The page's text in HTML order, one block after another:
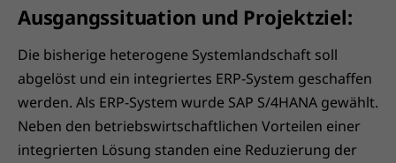
Ausgangssituation und Projektziel:
Die bisherige heterogene Systemlandschaft soll
abgelöst und ein integriertes ERP-System geschaffen
werden. Als ERP-System wurde SAP S/4HANA gewählt.
Neben den betriebswirtschaftlichen Vorteilen einer
integrierten Lösung standen eine Reduzierung der